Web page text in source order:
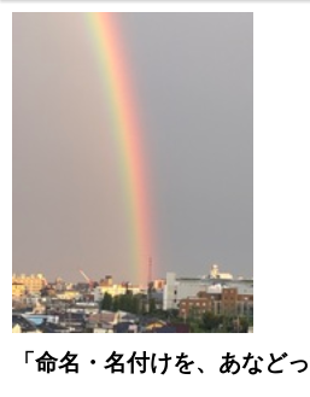
「命名・名付けを、あなど